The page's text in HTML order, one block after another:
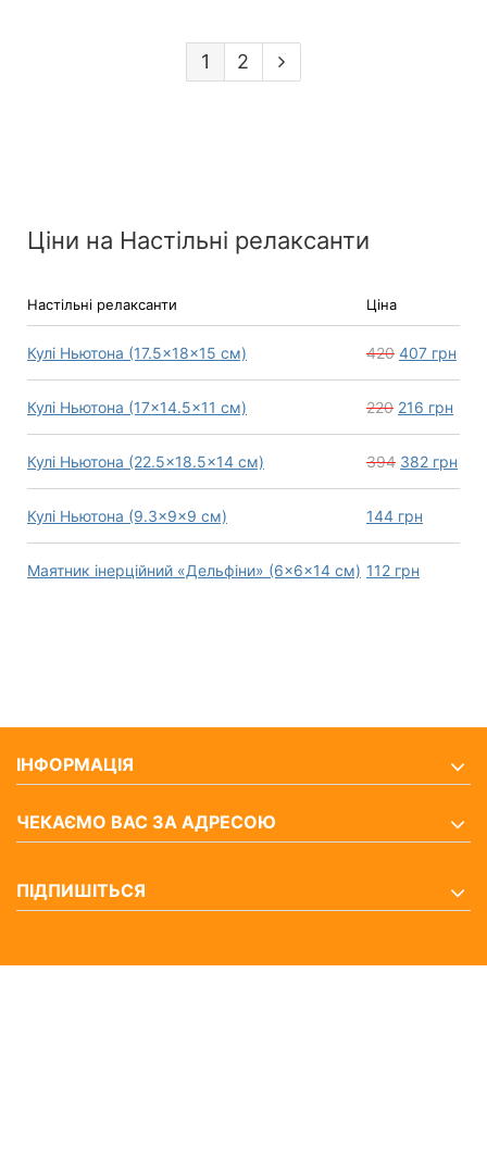
Ціни на Настільні релаксанти
Настільні релаксанти Ціна
Кулі Ньютона (17.5×18×15 см) 420 407 грн
Кулі Ньютона (17×14.5×11 см) 220 216 грн
Кулі Ньютона (22.5×18.5×14 см) 394 382 грн
Кулі Ньютона (9.3×9×9 см) 144 грн
Маятник інерційний «Дельфіни» (6×6×14 см) 112 грн
1 2
ІНФОРМАЦІЯ
ЧЕКАЄМО ВАС ЗА АДРЕСОЮ
ПІДПИШІТЬСЯ